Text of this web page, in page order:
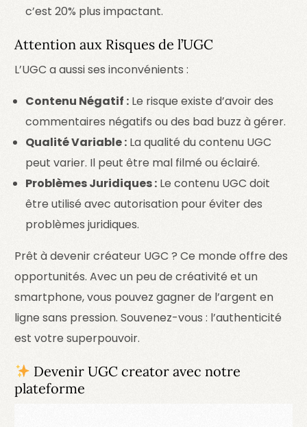
c’est 20% plus impactant.
Attention aux Risques de l’UGC
L’UGC a aussi ses inconvénients :
Contenu Négatif : Le risque existe d’avoir des
commentaires négatifs ou des bad buzz à gérer.
Qualité Variable : La qualité du contenu UGC
peut varier. Il peut être mal filmé ou éclairé.
Problèmes Juridiques : Le contenu UGC doit
être utilisé avec autorisation pour éviter des
problèmes juridiques.
Prêt à devenir créateur UGC ? Ce monde offre des
opportunités. Avec un peu de créativité et un
smartphone, vous pouvez gagner de l’argent en
ligne sans pression. Souvenez-vous : l’authenticité
est votre superpouvoir.
Devenir UGC creator avec notre
plateforme